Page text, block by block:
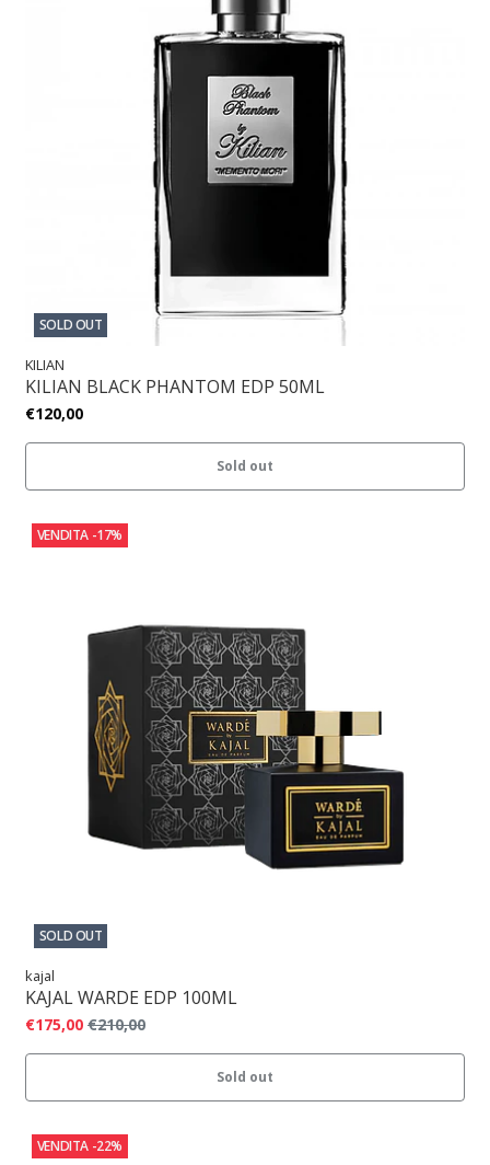
SOLD OUT
KILIAN
KILIAN BLACK PHANTOM EDP 50ML
€120,00
Sold out
VENDITA -17%
SOLD OUT
kajal
KAJAL WARDE EDP 100ML
€175,00 €210,00
Sold out
VENDITA -22%